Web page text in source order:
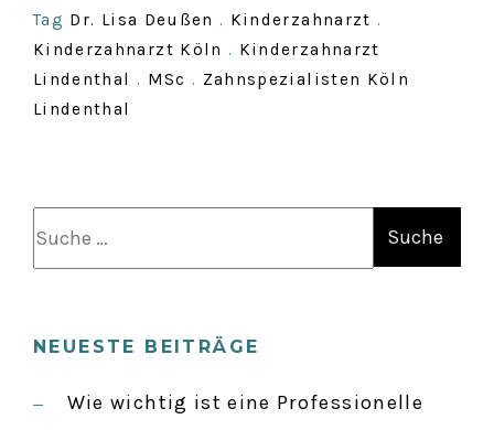
Tag Dr. Lisa Deußen . Kinderzahnarzt .
Kinderzahnarzt Köln . Kinderzahnarzt
Lindenthal . MSc . Zahnspezialisten Köln
Lindenthal
n
NEUESTE BEITRÄGE
Wie wichtig ist eine Professionelle